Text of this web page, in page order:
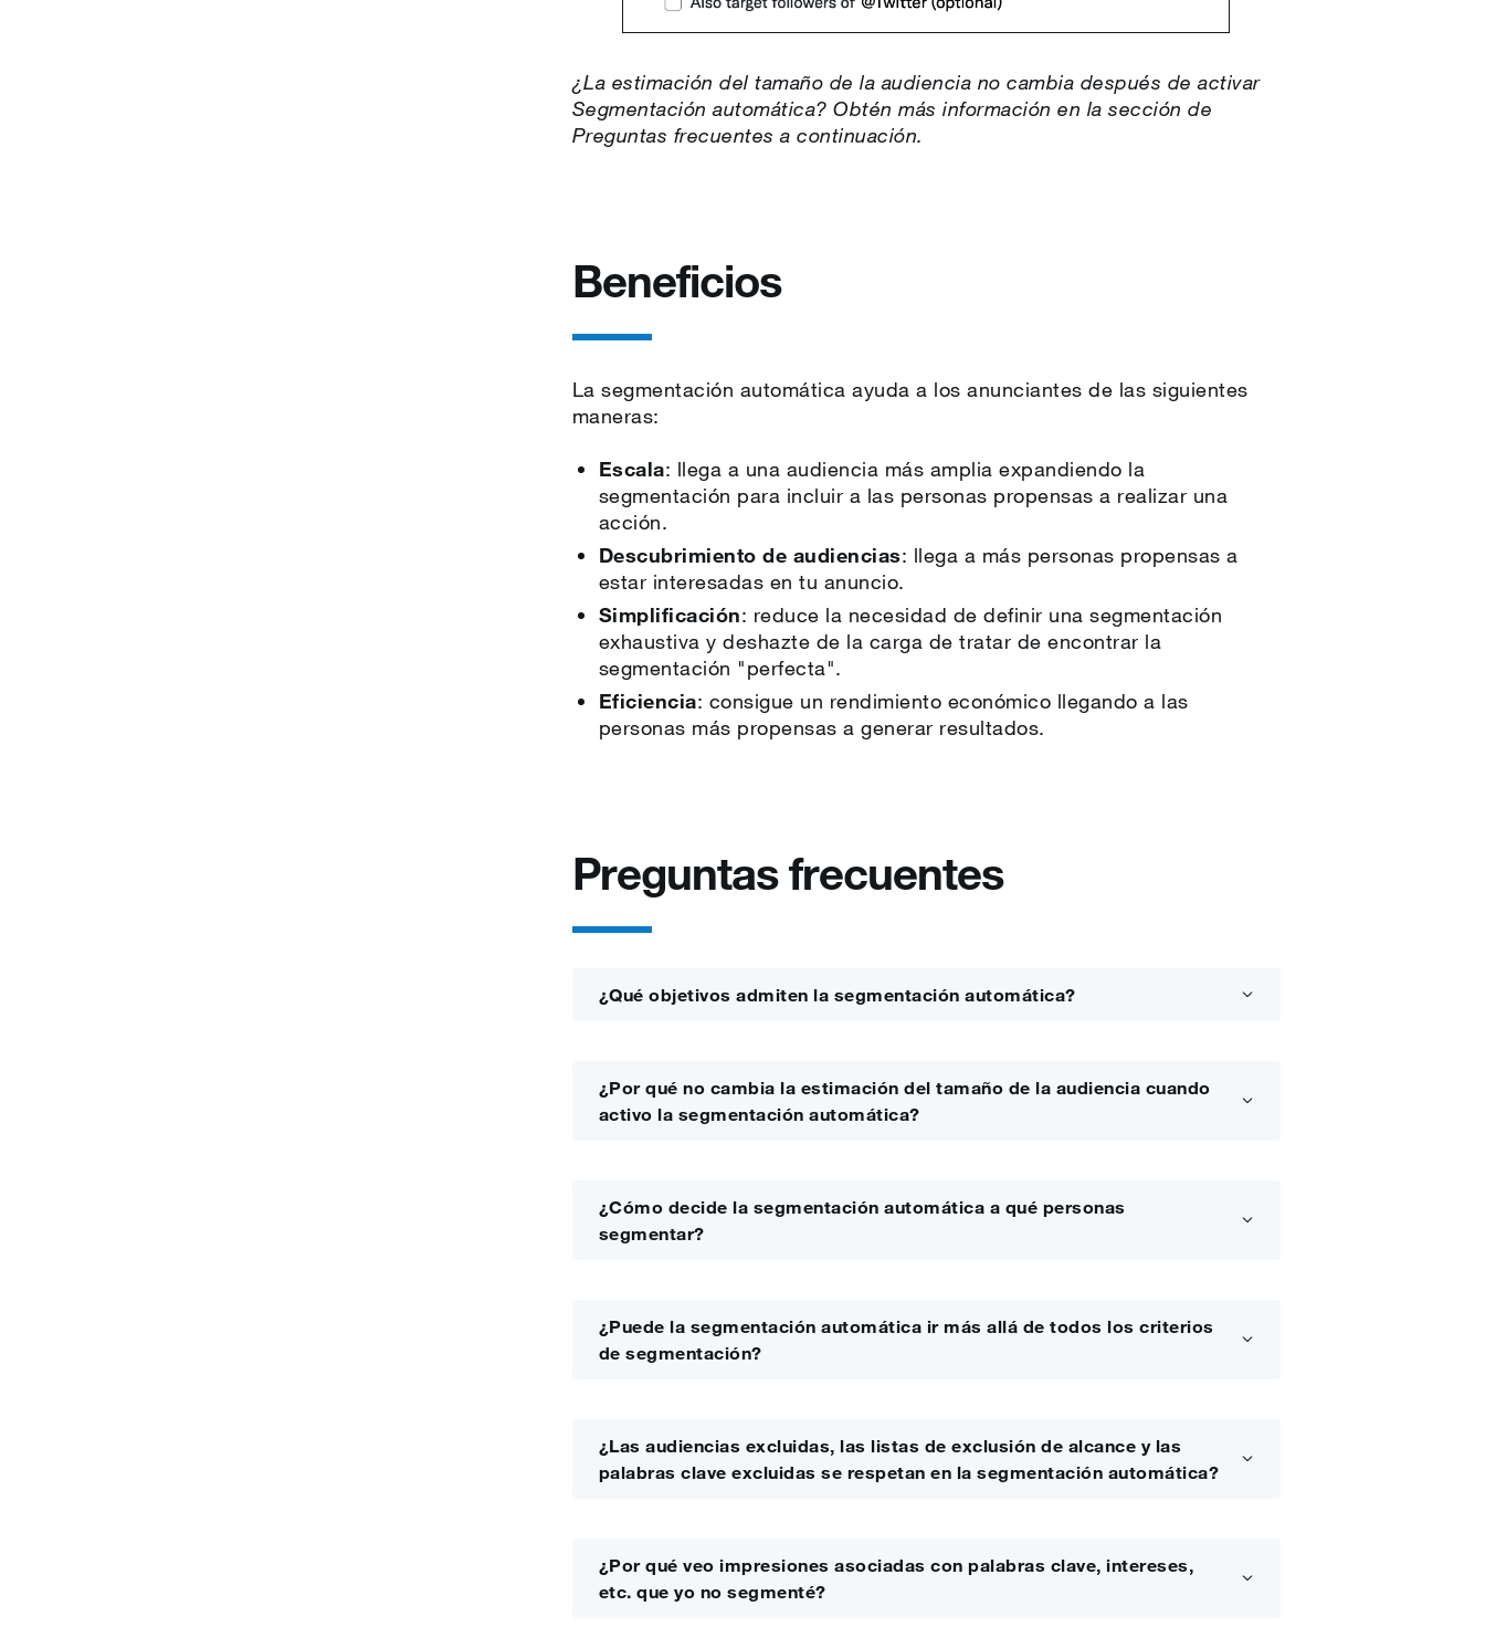
¿La estimación del tamaño de la audiencia no cambia después de activar
Segmentación automática? Obtén más información en la sección de
Preguntas frecuentes a continuación.
Beneficios
La segmentación automática ayuda a los anunciantes de las siguientes
maneras:
Escala: llega a una audiencia más amplia expandiendo la
segmentación para incluir a las personas propensas a realizar una
acción.
Descubrimiento de audiencias: llega a más personas propensas a
estar interesadas en tu anuncio.
Simplificación: reduce la necesidad de definir una segmentación
exhaustiva y deshazte de la carga de tratar de encontrar la
segmentación "perfecta".
Eficiencia: consigue un rendimiento económico llegando a las
personas más propensas a generar resultados.
Preguntas frecuentes
¿Qué objetivos admiten la segmentación automática?
¿Por qué no cambia la estimación del tamaño de la audiencia cuando
activo la segmentación automática?
¿Cómo decide la segmentación automática a qué personas
segmentar?
¿Puede la segmentación automática ir más allá de todos los criterios
de segmentación?
¿Las audiencias excluidas, las listas de exclusión de alcance y las
palabras clave excluidas se respetan en la segmentación automática?
¿Por qué veo impresiones asociadas con palabras clave, intereses,
etc. que yo no segmenté?